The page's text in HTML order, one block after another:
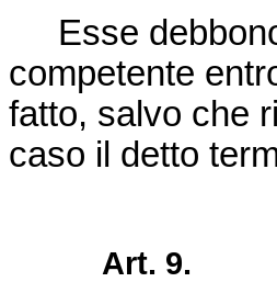
Esse debbono
competente
fatto, salvo che
caso il detto
Art. 9.